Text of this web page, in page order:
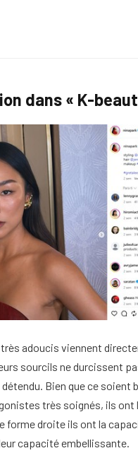
dans « K-
adoucis viennent
sourcils ne durcissent
Bien que ce soient
très soignés, ils ont
forme droite ils ont la
capacité embellissante.